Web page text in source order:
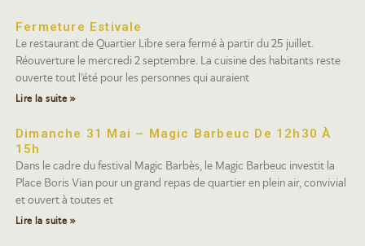
Fermeture Estivale
Le restaurant de Quartier Libre sera fermé à partir du 25 juillet.
Réouverture le mercredi 2 septembre. La cuisine des habitants reste
ouverte tout l’été pour les personnes qui auraient
Lire la suite »
Dimanche 31 Mai – Magic Barbeuc De 12h30 À
15h
Dans le cadre du festival Magic Barbès, le Magic Barbeuc investit la
Place Boris Vian pour un grand repas de quartier en plein air, convivial
et ouvert à toutes et
Lire la suite »